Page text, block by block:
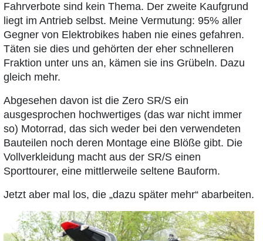
Fahrverbote sind kein Thema. Der zweite Kaufgrund
liegt im Antrieb selbst. Meine Vermutung: 95% aller
Gegner von Elektrobikes haben nie eines gefahren.
Täten sie dies und gehörten der eher schnelleren
Fraktion unter uns an, kämen sie ins Grübeln. Dazu
gleich mehr.
Abgesehen davon ist die Zero SR/S ein
ausgesprochen hochwertiges (das war nicht immer
so) Motorrad, das sich weder bei den verwendeten
Bauteilen noch deren Montage eine Blöße gibt. Die
Vollverkleidung macht aus der SR/S einen
Sporttourer, eine mittlerweile seltene Bauform.
Jetzt aber mal los, die „dazu später mehr“ abarbeiten.